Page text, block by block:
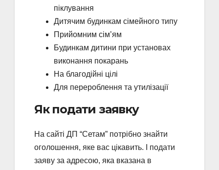
піклування
Дитячим будинкам сімейного типу
Прийомним сім’ям
Будинкам дитини при установах
виконання покарань
На благодійні цілі
Для перероблення та утилізації
Як подати заявку
На сайті ДП “Сетам” потрібно знайти
оголошення, яке вас цікавить. І подати
заяву за адресою, яка вказана в